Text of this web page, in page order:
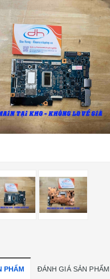
PHẨM ĐÁNH GIÁ SẢN PHẨM